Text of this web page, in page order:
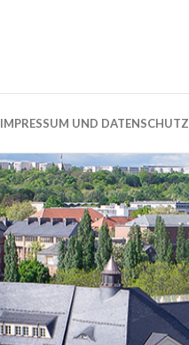
IMPRESSUM UND DATENSCHUTZ